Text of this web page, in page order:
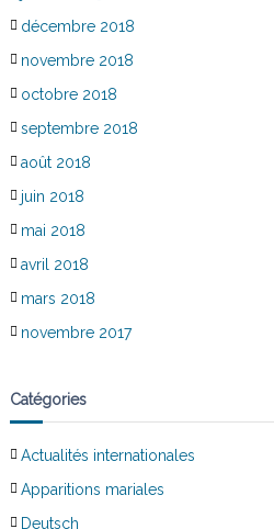
décembre 2018
novembre 2018
octobre 2018
septembre 2018
août 2018
juin 2018
mai 2018
avril 2018
mars 2018
novembre 2017
Catégories
Actualités internationales
Apparitions mariales
Deutsch